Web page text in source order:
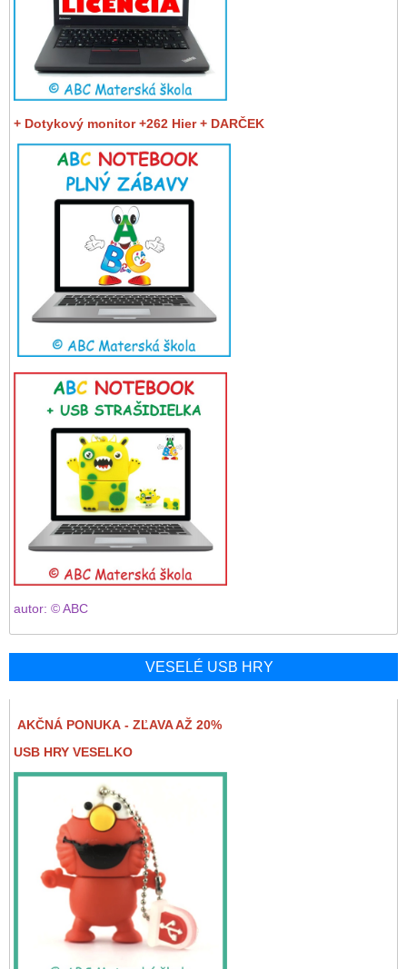
+ Dotykový monitor +262 Hier + DARČEK
autor: © ABC
VESELÉ USB HRY
AKČNÁ PONUKA - ZĽAVA AŽ 20%
USB HRY VESELKO